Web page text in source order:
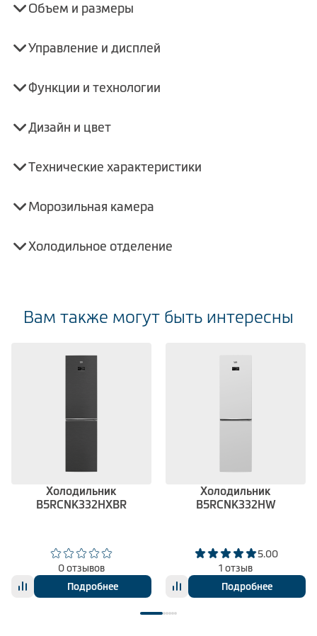
Объем и размеры
Управление и дисплей
Функции и технологии
Дизайн и цвет
Технические характеристики
Морозильная камера
Холодильное отделение
Вам также могут быть интересны
Холодильник
B5RCNK332HXBR
0 отзывов
Подробнее
Холодильник
B5RCNK332HW
5.00
1 отзыв
Подробнее